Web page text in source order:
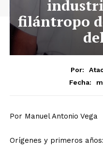
filántropo
Por:
Fecha:
Por Manuel Antonio Vega
​Orígenes y primeros